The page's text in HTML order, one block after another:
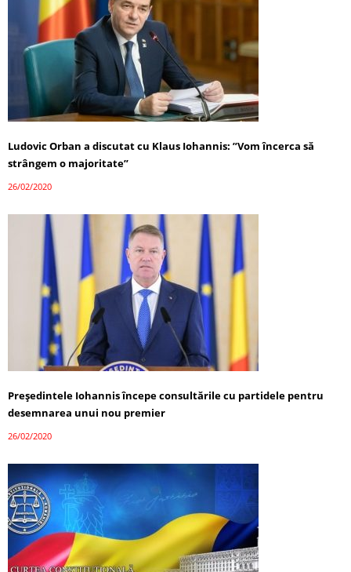
Ludovic Orban a discutat cu Klaus Iohannis: ”Vom încerca să
strângem o majoritate”
26/02/2020
Președintele Iohannis începe consultările cu partidele pentru
desemnarea unui nou premier
26/02/2020